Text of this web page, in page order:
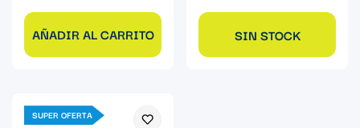
AÑADIR AL CARRITO SIN STOCK
SUPER OFERTA